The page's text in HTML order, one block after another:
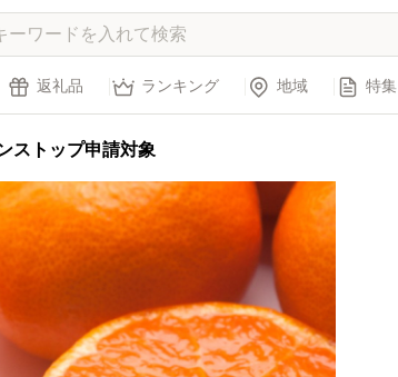
返礼品 ランキング 地域 特集
ストップ申請対象